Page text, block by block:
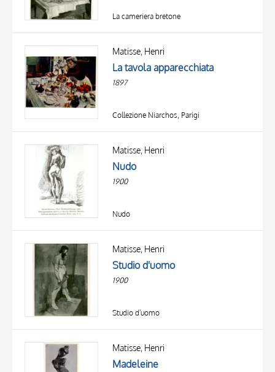
La cameriera bretone
Matisse, Henri
La tavola apparecchiata
1897
Collezione Niarchos, Parigi
Matisse, Henri
Nudo
1900
Nudo
Matisse, Henri
Studio d'uomo
1900
Studio d'uomo
Matisse, Henri
Madeleine